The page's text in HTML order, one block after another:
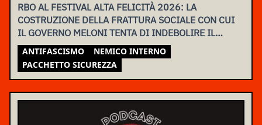
RBO AL FESTIVAL ALTA FELICITÀ 2026: LA
COSTRUZIONE DELLA FRATTURA SOCIALE CON CUI
IL GOVERNO MELONI TENTA DI INDEBOLIRE IL
MOVIMENTO
ANTIFASCISMO
NEMICO INTERNO
PACCHETTO SICUREZZA